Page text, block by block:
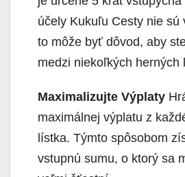
účely Kukuľu Cesty nie sú
to môže byť dôvod, aby
medzi niekoľkých herných
Maximalizujte Výplaty
maximálnej výplatu z
lístka. Týmto spôsobom
vstupnú sumu, o ktorý sa